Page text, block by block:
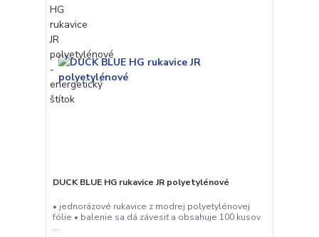
DUCK BLUE HG rukavice JR polyetylénové
• jednorázové rukavice z modrej polyetylénovej
fólie • balenie sa dá závesiť a obsahuje 100 kusov
...